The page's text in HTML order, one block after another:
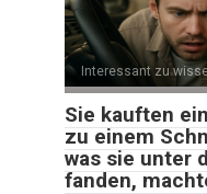
Interessant zu
Sie kauften
zu einem
was sie unter
fanden,